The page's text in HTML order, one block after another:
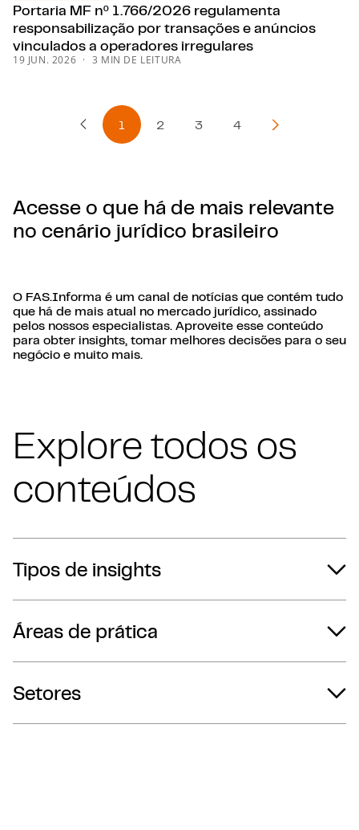
Portaria MF nº 1.766/2026 regulamenta
responsabilização por transações e anúncios
vinculados a operadores irregulares
19 JUN. 2026 3 MIN DE LEITURA
Página Anterior
1 2 3 4
Próxima
Acesse o que há de mais relevante
no cenário jurídico brasileiro
O FAS.Informa é um canal de notícias que contém tudo
que há de mais atual no mercado jurídico, assinado
pelos nossos especialistas. Aproveite esse conteúdo
para obter insights, tomar melhores decisões para o seu
negócio e muito mais.
Explore todos os
conteúdos
Tipos de insights
Áreas de prática
Setores